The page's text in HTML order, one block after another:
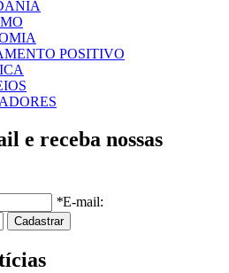
POSITIVO
e receba nossas
*E-mail: